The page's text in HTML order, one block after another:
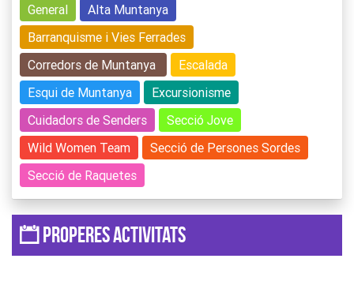
31 1 2 3
General
Alta Muntanya
Barranquisme i Vies Ferrades
Corredors de Muntanya
Escalada
Esqui de Muntanya
Excursionisme
Cuidadors de Senders
Secció Jove
Wild Women Team
Secció de Persones Sordes
Secció de Raquetes
Properes activitats